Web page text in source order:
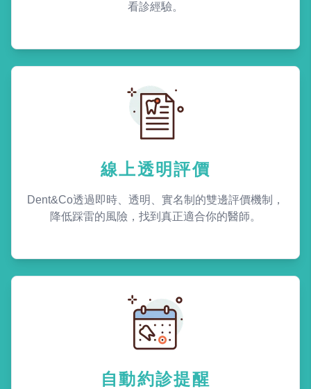
看診經驗。
線上透明評價
Dent&Co透過即時、透明、實名制的雙邊評價機制，
降低踩雷的風險，找到真正適合你的醫師。
自動約診提醒